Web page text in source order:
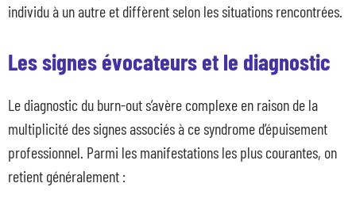
individu à un autre et diffèrent selon les situations rencontrées.
Les signes évocateurs et le diagnostic
Le diagnostic du burn-out s’avère complexe en raison de la
multiplicité des signes associés à ce syndrome d’épuisement
professionnel. Parmi les manifestations les plus courantes, on
retient généralement :